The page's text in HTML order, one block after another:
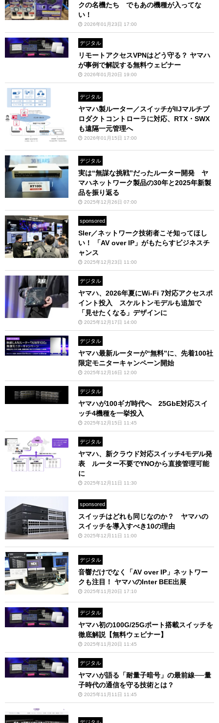
クの名機たち でもあの機種が入ってな
い！
2026年01月23日 17:00
デジタル
リモートアクセスVPNはどう守る？ ヤマハ
が事例で解説する無料ウェビナー
2026年01月20日 19:00
デジタル
ヤマハ製ルーター／スイッチがIIJマルチプ
ロダクトコントローラに対応、RTX・SWX
も遠隔一元管理へ
2026年01月15日 17:00
デジタル
実は“無謀な挑戦”だったルーター開発 ヤ
マハネットワーク製品の30年と2025年新製
品を振り返る
2025年12月26日 07:00
sponsored
SIer／ネットワーク技術者こそ知ってほし
い！ 「AV over IP」がもたらすビジネスチ
ャンス
2025年12月23日 11:00
デジタル
ヤマハ、2026年夏にWi-Fi 7対応アクセスポ
イント投入 スケルトンモデルも追加で
「見せたくなる」デザインに
2025年12月17日 14:00
デジタル
ヤマハ最新ルーターが“無料”に、先着100社
限定モニターキャンペーン開始
2025年12月16日 12:00
デジタル
ヤマハが100ギガ時代へ 25GbE対応スイ
ッチ4機種を一挙投入
2025年12月15日 11:45
デジタル
ヤマハ、新クラウド対応スイッチ4モデル発
表 ルーター不要でYNOから直接管理可能
に
2025年12月11日 11:30
sponsored
スイッチはどれも同じなのか？ ヤマハの
スイッチを導入すべき10の理由
2025年12月11日 11:00
デジタル
音響だけでなく「AV over IP」ネットワー
クも注目！ ヤマハのInter BEE出展
2025年11月20日 17:10
デジタル
ヤマハ初の100G/25Gポート搭載スイッチを
徹底解説【無料ウェビナー】
2025年11月20日 11:45
デジタル
ヤマハが語る「耐量子暗号」の最前線──量
子時代の通信を守る技術とは？
2025年11月11日 11:45